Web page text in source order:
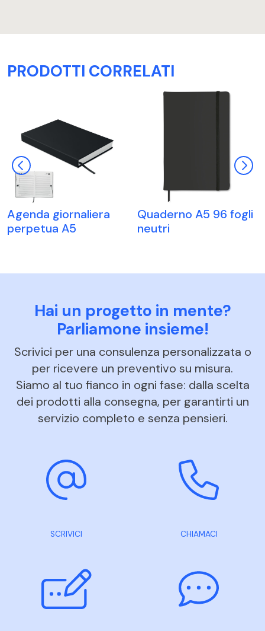
PRODOTTI CORRELATI
Agenda giornaliera
perpetua A5
Quaderno A5 96 fogli
neutri
Hai un progetto in mente?
Parliamone insieme!
Scrivici per una consulenza personalizzata o
per ricevere un preventivo su misura.
Siamo al tuo fianco in ogni fase: dalla scelta
dei prodotti alla consegna, per garantirti un
servizio completo e senza pensieri.
SCRIVICI CHIAMACI